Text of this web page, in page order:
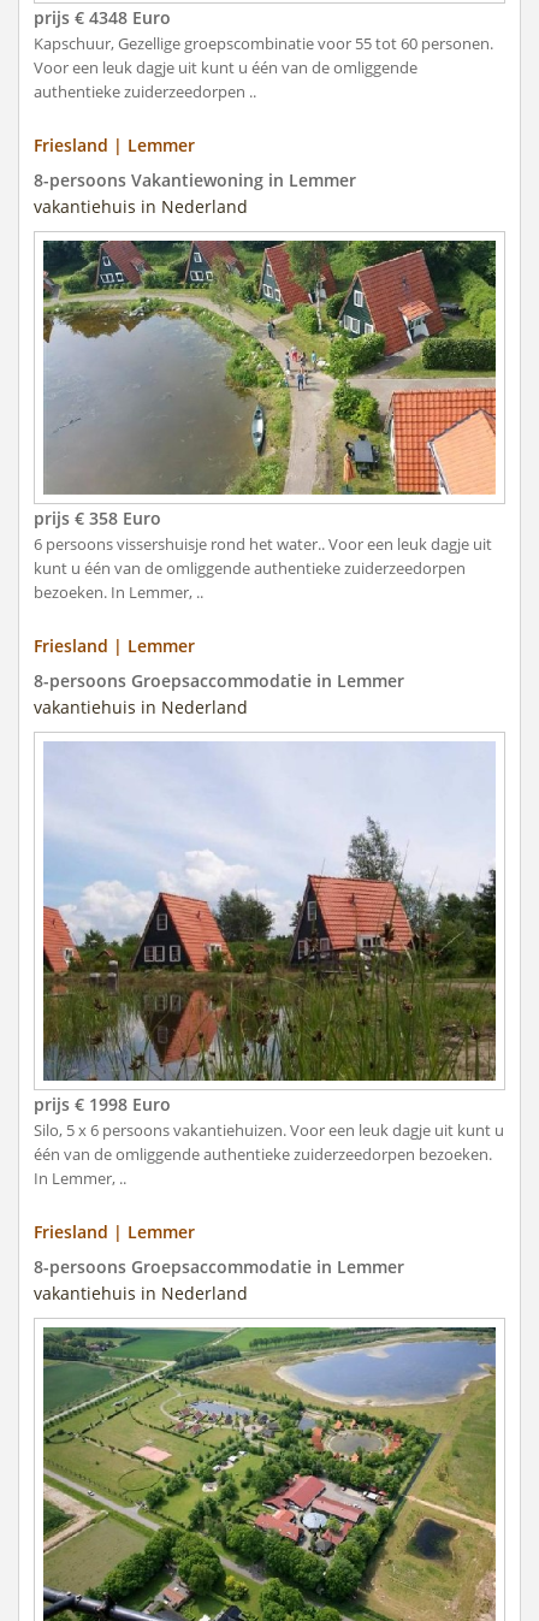
prijs € 4348 Euro
Kapschuur, Gezellige groepscombinatie voor 55 tot 60 personen.
Voor een leuk dagje uit kunt u één van de omliggende
authentieke zuiderzeedorpen ..
Friesland | Lemmer
8-persoons Vakantiewoning in Lemmer
vakantiehuis in Nederland
prijs € 358 Euro
6 persoons vissershuisje rond het water.. Voor een leuk dagje uit
kunt u één van de omliggende authentieke zuiderzeedorpen
bezoeken. In Lemmer, ..
Friesland | Lemmer
8-persoons Groepsaccommodatie in Lemmer
vakantiehuis in Nederland
prijs € 1998 Euro
Silo, 5 x 6 persoons vakantiehuizen. Voor een leuk dagje uit kunt u
één van de omliggende authentieke zuiderzeedorpen bezoeken.
In Lemmer, ..
Friesland | Lemmer
8-persoons Groepsaccommodatie in Lemmer
vakantiehuis in Nederland